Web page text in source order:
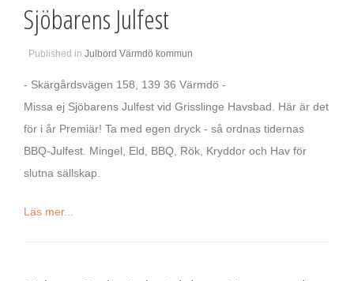
Sjöbarens Julfest
Published in Julbord Värmdö kommun
- Skärgårdsvägen 158, 139 36 Värmdö -
Missa ej Sjöbarens Julfest vid Grisslinge Havsbad. Här är det
för i år Premiär! Ta med egen dryck - så ordnas tidernas
BBQ-Julfest. Mingel, Eld, BBQ, Rök, Kryddor och Hav för
slutna sällskap.
Läs mer...